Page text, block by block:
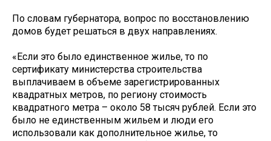
По словам губернатора, вопрос по восстановлению
домов будет решаться в двух направлениях.
«Если это было единственное жилье, то по
сертификату министерства строительства
выплачиваем в объеме зарегистрированных
квадратных метров, по региону стоимость
квадратного метра – около 58 тысяч рублей. Если это
было не единственным жильем и люди его
использовали как дополнительное жилье, то